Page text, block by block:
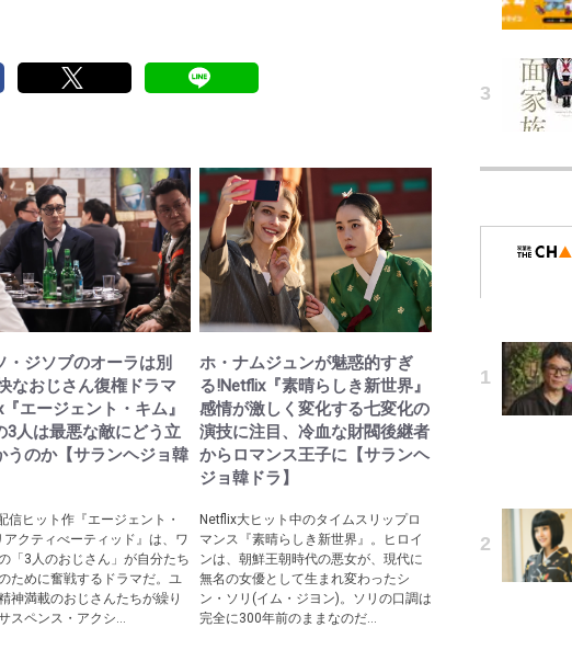
・ジソブのオーラは別
なおじさん復権ドラマ
エージェント・キム』
3人は最悪な敵にどう立
うのか【サランヘジョ韓
信ヒット作『エージェント・
アクティべーティッド』は、ワ
「3人のおじさん」が自分たち
ために奮戦するドラマだ。ユ
神満載のおじさんたちが繰り
スペンス・アクシ...
ホ・ナムジュンが魅惑的すぎ
る!Netflix『素晴らしき新世界』
感情が激しく変化する七変化の
演技に注目、冷血な財閥後継者
からロマンス王子に【サランヘ
ジョ韓ドラ】
Netflix大ヒット中のタイムスリップロ
マンス『素晴らしき新世界』。ヒロイ
ンは、朝鮮王朝時代の悪女が、現代に
無名の女優として生まれ変わったシ
ン・ソリ(イム・ジヨン)。ソリの口調は
完全に300年前のままなのだ...